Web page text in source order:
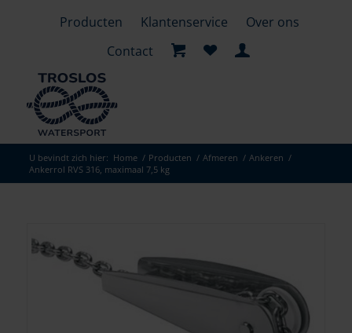
Producten Klantenservice
Over ons
Contact
U bevindt zich hier: Home / Producten / Afmeren / Ankeren /
Ankerrol RVS 316, maximaal 7,5 kg